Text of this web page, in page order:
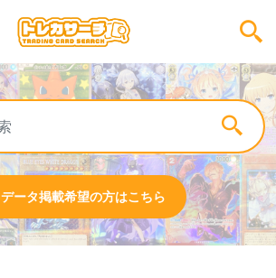
データ掲載希望の方はこちら